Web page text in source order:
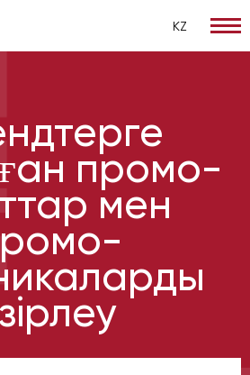
KZ
промо-
мен